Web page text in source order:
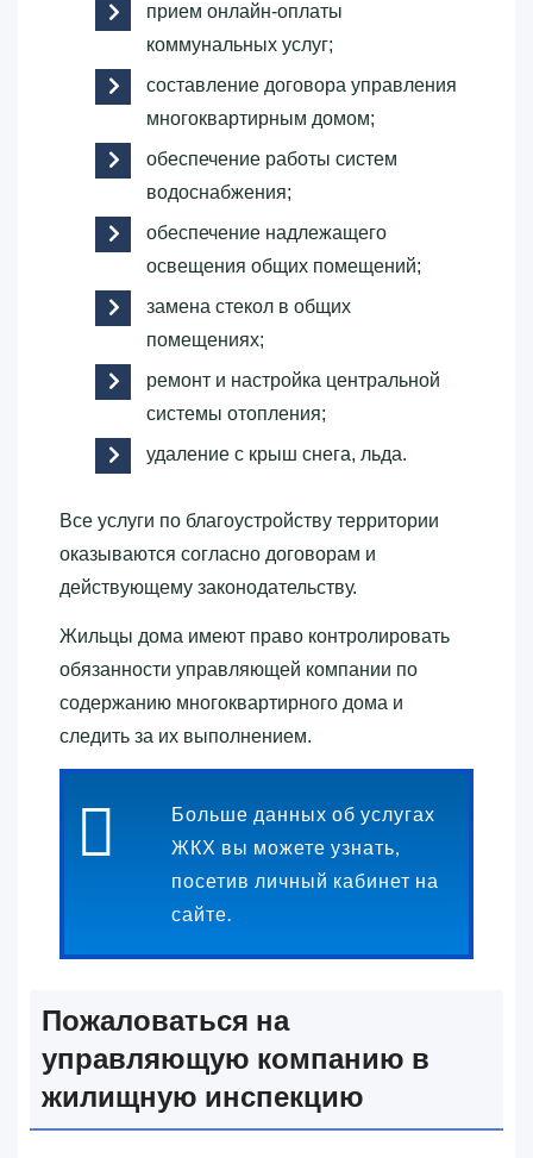
прием онлайн-оплаты
коммунальных услуг;
составление договора управления
многоквартирным домом;
обеспечение работы систем
водоснабжения;
обеспечение надлежащего
освещения общих помещений;
замена стекол в общих
помещениях;
ремонт и настройка центральной
системы отопления;
удаление с крыш снега, льда.
Все услуги по благоустройству территории
оказываются согласно договорам и
действующему законодательству.
Жильцы дома имеют право контролировать
обязанности управляющей компании по
содержанию многоквартирного дома и
следить за их выполнением.
Больше данных об услугах
ЖКХ вы можете узнать,
посетив личный кабинет на
сайте.
Пожаловаться на
управляющую компанию в
жилищную инспекцию